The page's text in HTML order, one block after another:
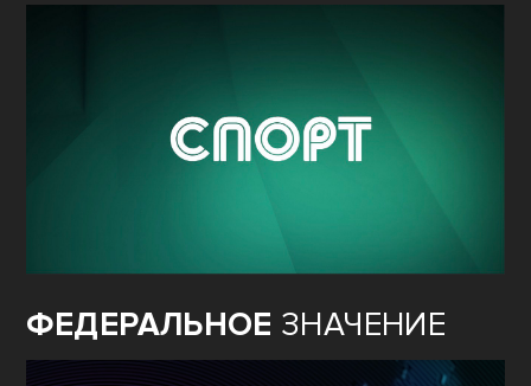
ФЕДЕРАЛЬНОЕ ЗНАЧЕНИЕ